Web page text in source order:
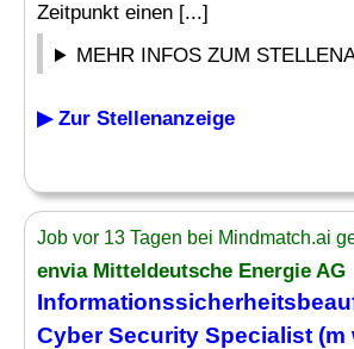
Zeitpunkt einen [...]
MEHR INFOS ZUM
▶ Zur Stellenanzeige
Job vor 13 Tagen bei Mindmatch.ai
envia Mitteldeutsche Energie AG
Cyber Security Specialist (m